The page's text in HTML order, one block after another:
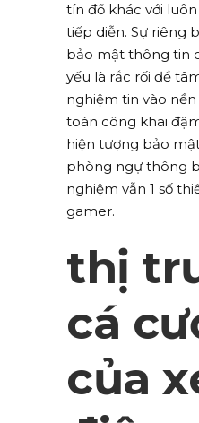
tín đồ khác với
tiếp diễn. Sự riêng
bảo mật thông tin
yếu là rắc rối để
nghiệm tin vào
toán công khai
hiện tượng bảo
phòng ngự thông
nghiệm vẫn 1 số
gamer.
thị
cá
của